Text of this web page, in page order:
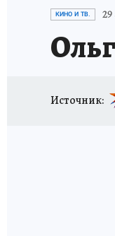
КИНО И ТВ.
Источник: